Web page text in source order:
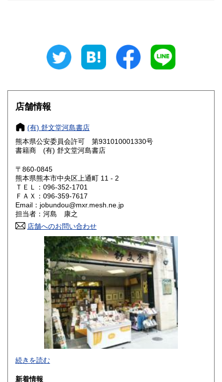
320円 静岡県
奈良県 320円 和歌山県
岡山県 320円
山口県 320円 徳島県
香川県 320円
320円 福岡県
320円 長崎県
320円 大分県
320円 鹿児島県
320円
店舗情報
(有) 舒文堂河島書店
熊本県公安委員会許可 第931010001330号
書籍商 (有) 舒文堂河島書店
〒860-0845
熊本県熊本市中央区上通町 11 - 2
ＴＥＬ：096-352-1701
ＦＡＸ：096-359-7617
Email：jobundou@mxr.mesh.ne.jp
担当者：河島 康之
店舗へのお問い合わせ
明治10年創業。九州の郷土誌、特に熊本の郷土誌を中心に揃
えております。その他古典籍、和本、古文書、自筆物から歴
続きを読む
新着情報